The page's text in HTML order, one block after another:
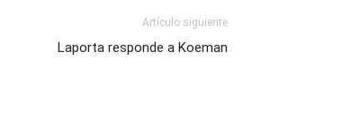
Artículo siguiente
Laporta responde a Koeman